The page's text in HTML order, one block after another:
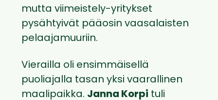
mutta viimeistely-yritykset
pysähtyivät pääosin vaasalaisten
pelaajamuuriin.
Vierailla oli ensimmäisellä
puoliajalla tasan yksi vaarallinen
maalipaikka. Janna Korpi tuli